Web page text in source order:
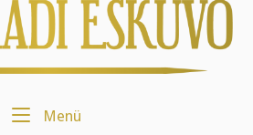
Menü